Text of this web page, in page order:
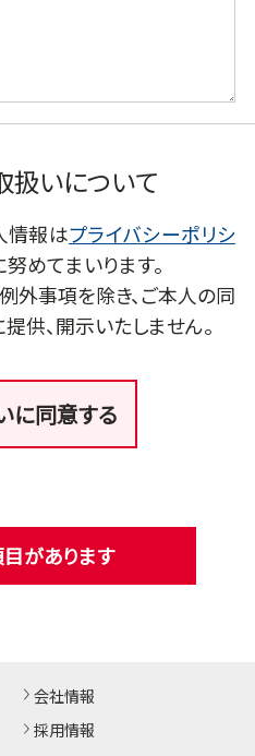
扱いについて
情報はプライバシーポリシ
めてまいります。
外事項を除き、ご本人の同
供、開示いたしません。
に同意する
があります
会社情報
採用情報